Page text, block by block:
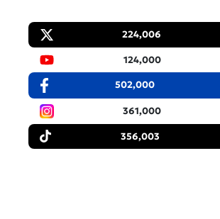
224,006
124,000
502,000
361,000
356,003